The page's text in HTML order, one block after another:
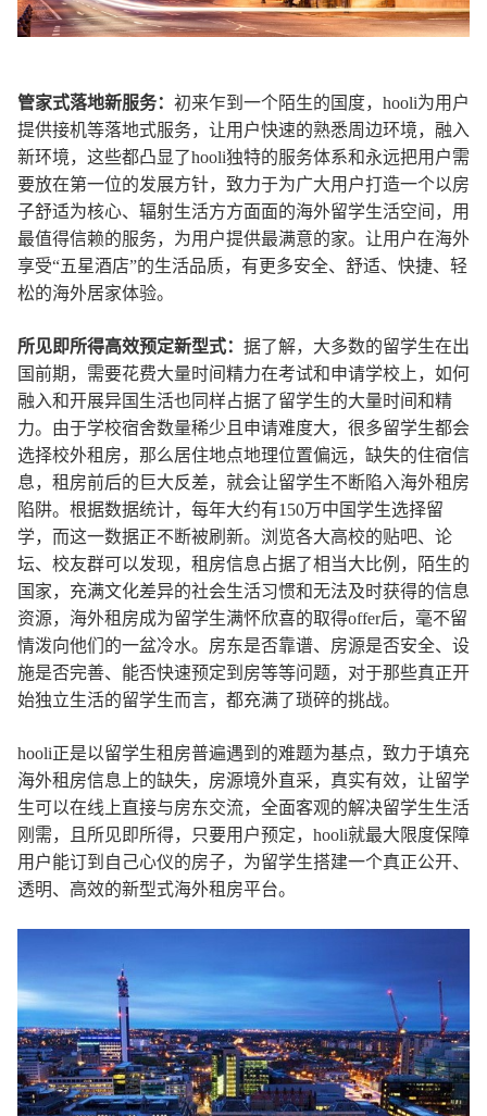
管家式落地新服务： 初来乍到一个陌生的国度，hooli为用户
提供接机等落地式服务，让用户快速的熟悉周边环境，融入
新环境，这些都凸显了hooli独特的服务体系和永远把用户需
要放在第一位的发展方针，致力于为广大用户打造一个以房
子舒适为核心、辐射生活方方面面的海外留学生活空间，用
最值得信赖的服务，为用户提供最满意的家。让用户在海外
享受“五星酒店”的生活品质，有更多安全、舒适、快捷、轻
松的海外居家体验。
所见即所得高效预定新型式： 据了解，大多数的留学生在出
国前期，需要花费大量时间精力在考试和申请学校上，如何
融入和开展异国生活也同样占据了留学生的大量时间和精
力。由于学校宿舍数量稀少且申请难度大，很多留学生都会
选择校外租房，那么居住地点地理位置偏远，缺失的住宿信
息，租房前后的巨大反差，就会让留学生不断陷入海外租房
陷阱。根据数据统计，每年大约有150万中国学生选择留
学，而这一数据正不断被刷新。浏览各大高校的贴吧、论
坛、校友群可以发现，租房信息占据了相当大比例，陌生的
国家，充满文化差异的社会生活习惯和无法及时获得的信息
资源，海外租房成为留学生满怀欣喜的取得offer后，毫不留
情泼向他们的一盆冷水。房东是否靠谱、房源是否安全、设
施是否完善、能否快速预定到房等等问题，对于那些真正开
始独立生活的留学生而言，都充满了琐碎的挑战。
hooli正是以留学生租房普遍遇到的难题为基点，致力于填充
海外租房信息上的缺失，房源境外直采，真实有效，让留学
生可以在线上直接与房东交流，全面客观的解决留学生生活
刚需，且所见即所得，只要用户预定，hooli就最大限度保障
用户能订到自己心仪的房子，为留学生搭建一个真正公开、
透明、高效的新型式海外租房平台。